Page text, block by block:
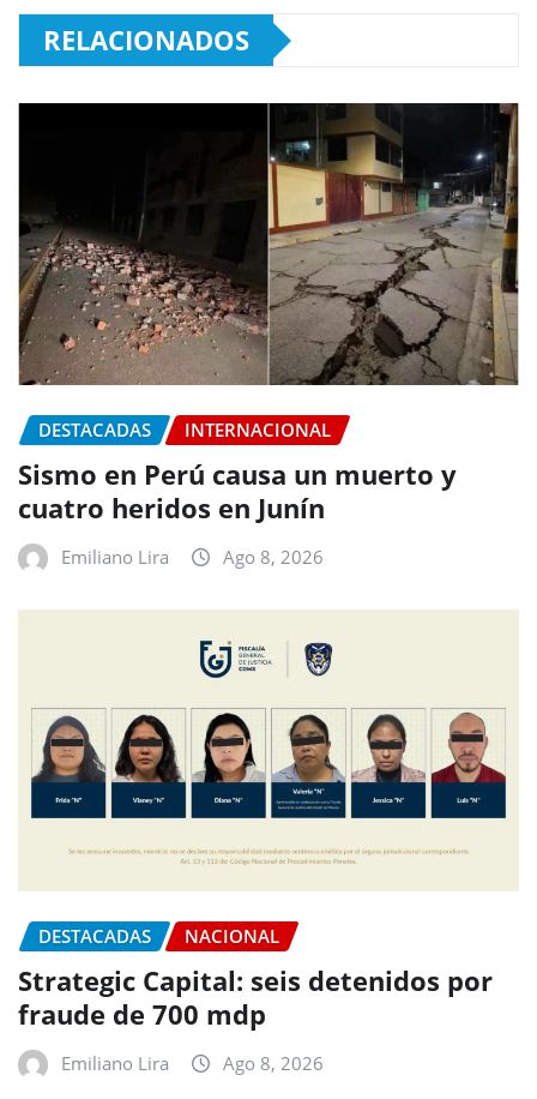
RELACIONADOS
DESTACADAS INTERNACIONAL
Sismo en Perú causa un muerto y
cuatro heridos en Junín
Emiliano Lira Ago 8, 2026
DESTACADAS NACIONAL
Strategic Capital: seis detenidos por
fraude de 700 mdp
Emiliano Lira Ago 8, 2026